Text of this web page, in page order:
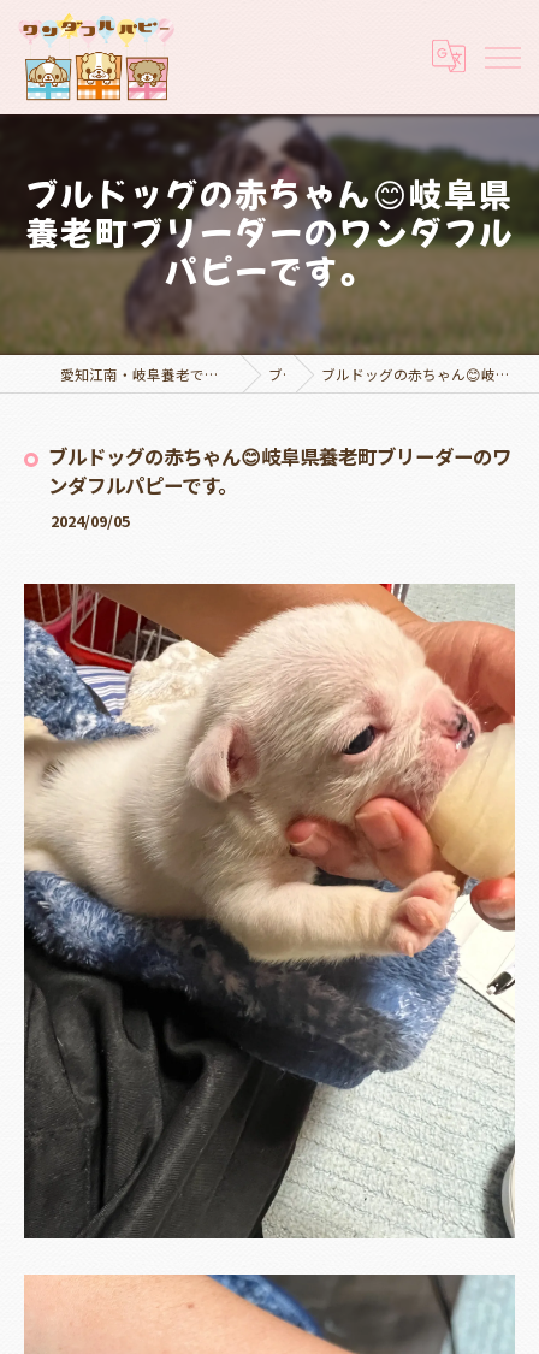
ブルドッグの赤ちゃん😊岐阜県
養老町ブリーダーのワンダフル
パピーです。
愛知江南・岐阜養老でブリーダーなら実績豊富なワンダフルパピー ブログ ブルドッグの赤ちゃん😊岐阜県養老町ブリーダーのワンダフルパピーです。
ブルドッグの赤ちゃん😊岐阜県養老町ブリーダーのワ
ンダフルパピーです。
2024/09/05